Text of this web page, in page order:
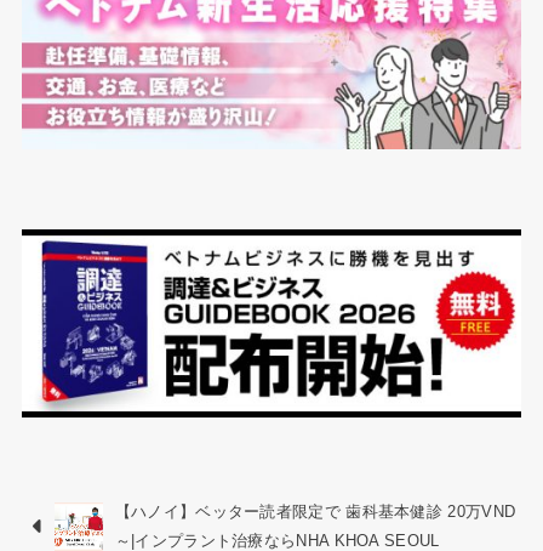
【ハノイ】ベッター読者限定で 歯科基本健診 20万VND
～|インプラント治療ならNHA KHOA SEOUL